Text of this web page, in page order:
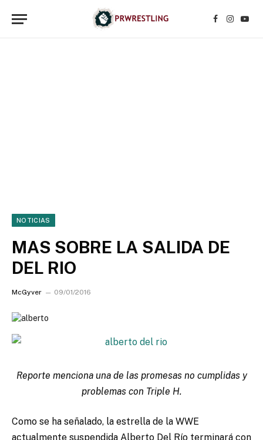
Facebook
NOTICIAS
MAS SOBRE LA SALIDA DE
DEL RIO
McGyver 09/01/2016
Reporte menciona una de las promesas no cumplidas y
problemas con Triple H.
Como se ha señalado, la estrella de la WWE
actualmente suspendida Alberto Del Río terminará con